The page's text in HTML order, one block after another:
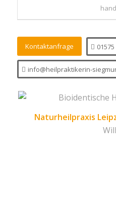
Kontaktanfrage
info@heilpraktikerin-
Naturheilpraxis